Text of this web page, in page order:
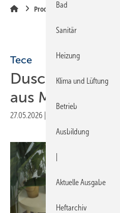
Produkte
Tece
Duschflächen
aus Mineralguss
27.05.2026
Bad
Sanitär
Heizung
Klima und Lüftung
Betrieb
Ausbildung
Aktuelle Ausgabe
Heftarchiv